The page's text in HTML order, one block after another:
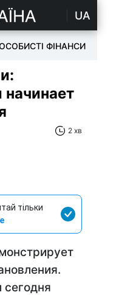
UA
ФІНАНСИ
2 хв
тільки
сегодня